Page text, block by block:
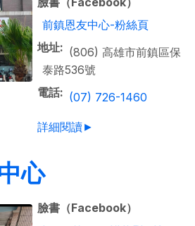
前鎮恩友中心-粉絲頁
地址
(806) 高雄市前鎮區保
泰路536號
電話
(07) 726-1460
詳細閱讀►
心
臉書（Facebook）